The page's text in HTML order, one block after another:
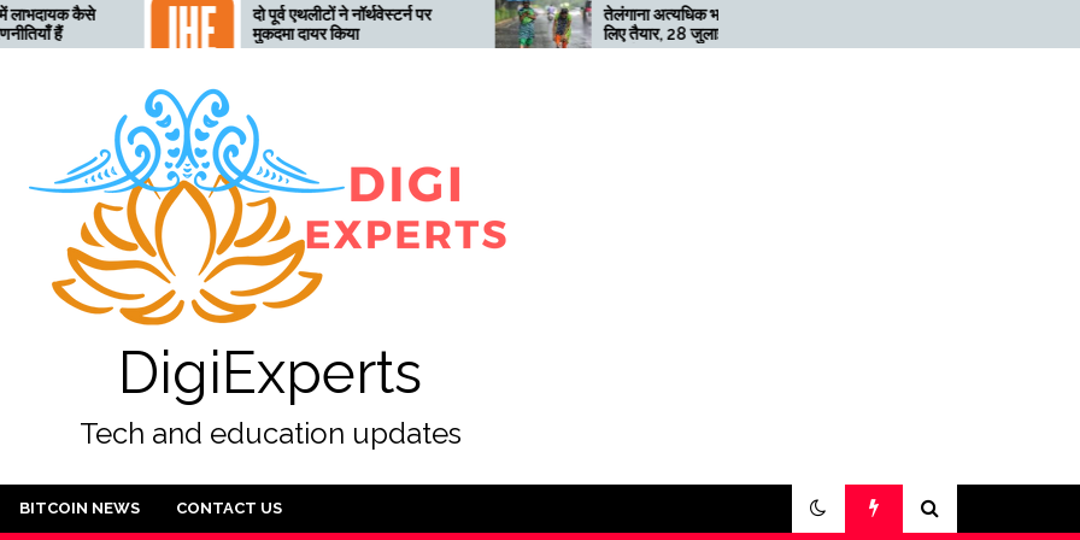
दो पूर्व एथलीटों ने नॉर्थवेस्टर्न पर
मुकदमा दायर किया
तेलंगाना अत्यधिक भारी बारिश के
लिए तैयार, 28 जुलाई तक ‘रेड’
अलर्ट जारी
हुई तो खनन लाभदायक नहीं है
DigiExperts
Tech and education updates
BITCOIN NEWS CONTACT US